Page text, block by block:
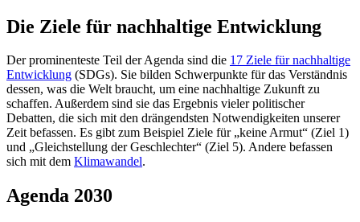
Die Ziele für nachhaltige Entwicklung
Der prominenteste Teil der Agenda sind die 17 Ziele für nachhaltige
Entwicklung (SDGs). Sie bilden Schwerpunkte für das Verständnis
dessen, was die Welt braucht, um eine nachhaltige Zukunft zu
schaffen. Außerdem sind sie das Ergebnis vieler politischer
Debatten, die sich mit den drängendsten Notwendigkeiten unserer
Zeit befassen. Es gibt zum Beispiel Ziele für „keine Armut“ (Ziel 1)
und „Gleichstellung der Geschlechter“ (Ziel 5). Andere befassen
sich mit dem Klimawandel.
Agenda 2030